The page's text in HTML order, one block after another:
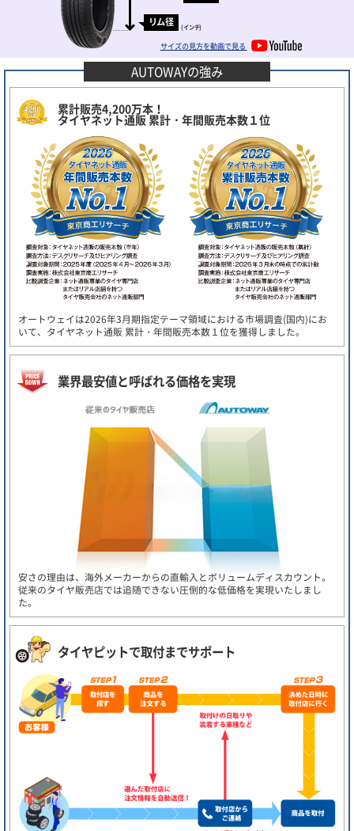
リム径 (インチ)
サイズの見方を動画で見る
AUTOWAYの強み
累計販売4,200万本！
タイヤネット通販 累計・年間販売本数１位
オートウェイは2026年3月期指定テーマ領域における市場調査(国内)にお
いて、タイヤネット通販 累計・年間販売本数１位を獲得しました。
業界最安値と呼ばれる価格を実現
安さの理由は、海外メーカーからの直輸入とボリュームディスカウント。
従来のタイヤ販売店では追随できない圧倒的な低価格を実現いたしまし
た。
タイヤピットで取付までサポート